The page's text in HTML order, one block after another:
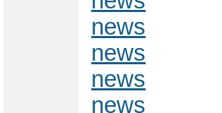
news
news
news
news